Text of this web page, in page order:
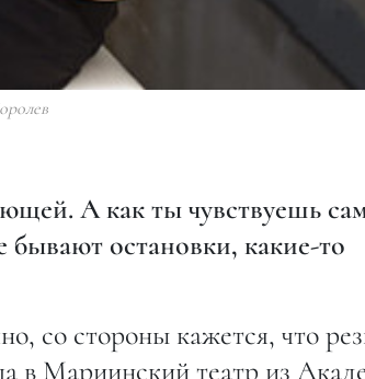
А как ты чувствуешь
бывают остановки, какие-то
со стороны кажется, что
в Мариинский театр из